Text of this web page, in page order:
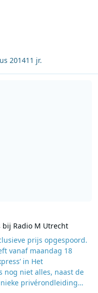
201411 jr.
Radio M Utrecht
prijs opgespoord.
vanaf maandag 18
in Het
nog niet alles, naast de
privérondleiding